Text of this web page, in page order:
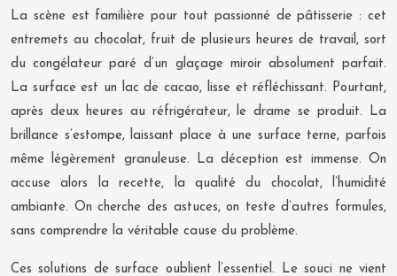
La scène est familière pour tout passionné de pâtisserie : cet
entremets au chocolat, fruit de plusieurs heures de travail, sort
du congélateur paré d’un glaçage miroir absolument parfait.
La surface est un lac de cacao, lisse et réfléchissant. Pourtant,
après deux heures au réfrigérateur, le drame se produit. La
brillance s’estompe, laissant place à une surface terne, parfois
même légèrement granuleuse. La déception est immense. On
accuse alors la recette, la qualité du chocolat, l’humidité
ambiante. On cherche des astuces, on teste d’autres formules,
sans comprendre la véritable cause du problème.
Ces solutions de surface oublient l’essentiel. Le souci ne vient